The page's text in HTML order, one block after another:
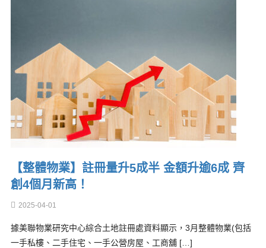
【整體物業】註冊量升5成半 金額升逾6成 齊
創4個月新高！
2025-04-01
據美聯物業研究中心綜合土地註冊處資料顯示，3月整體物業(包括
一手私樓、二手住宅、一手公營房屋、工商舖 […]